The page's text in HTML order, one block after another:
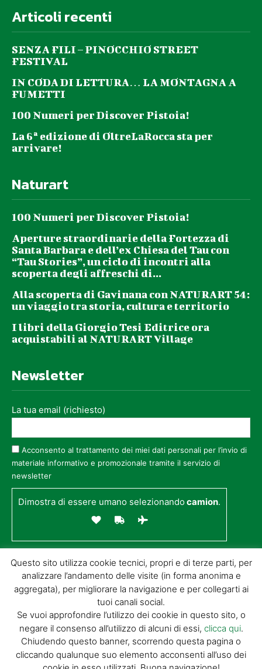
Articoli recenti
SENZA FILI – PINOCCHIO STREET
FESTIVAL
IN CODA DI LETTURA… LA MONTAGNA A
FUMETTI
100 Numeri per Discover Pistoia!
La 6ª edizione di OltreLaRocca sta per
arrivare!
Naturart
100 Numeri per Discover Pistoia!
Aperture straordinarie della Fortezza di
Santa Barbara e dell’ex Chiesa del Tau con
“Tau Stories”, un ciclo di incontri alla
scoperta degli affreschi di...
Alla scoperta di Gavinana con NATURART 54:
un viaggio tra storia, cultura e territorio
I libri della Giorgio Tesi Editrice ora
acquistabili al NATURART Village
Newsletter
La tua email (richiesto)
Acconsento al trattamento dei miei dati personali per l’invio di
materiale informativo e promozionale tramite il servizio di
newsletter
Dimostra di essere umano selezionandocamion.
© GIORGIO TESI EDITRICE S.R.L. | P.IVA
01732650476 | VIA DI BADIA 14 – 51100 LOC.
BOTTEGONE (PISTOIA) |POWERED BY
ALLYMIND
Questo sito utilizza cookie tecnici, propri e di terze parti, per
analizzare l’andamento delle visite (in forma anonima e
aggregata), per migliorare la navigazione e per collegarti ai
tuoi canali social.
Se vuoi approfondire l’utilizzo dei cookie in questo sito, o
negare il consenso all’utilizzo di alcuni di essi, clicca qui.
Chiudendo questo banner, scorrendo questa pagina o
cliccando qualunque suo elemento acconsenti all’uso dei